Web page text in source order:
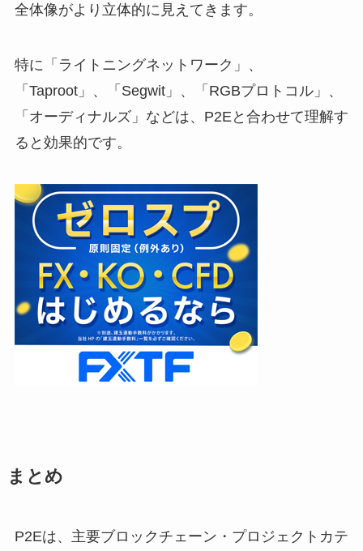
全体像がより立体的に見えてきます。
特に「ライトニングネットワーク」、
「Taproot」、「Segwit」、「RGBプロトコル」、
「オーディナルズ」などは、P2Eと合わせて理解す
ると効果的です。
まとめ
P2Eは、主要ブロックチェーン・プロジェクトカテ